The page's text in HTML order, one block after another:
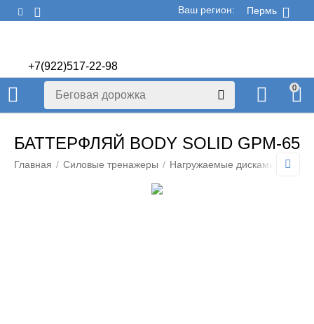
Пермь
Ваш регион:
+7(922)517-22-98
+7(922)506-70-60
0
БАТТЕРФЛЯЙ BODY SOLID GPM-65
Главная / Силовые тренажеры / Нагружаемые дисками